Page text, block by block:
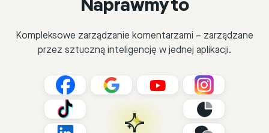
Naprawmy to
Kompleksowe zarządzanie komentarzami – zarządzane
przez sztuczną inteligencję w jednej aplikacji.